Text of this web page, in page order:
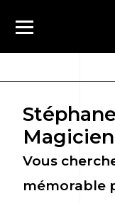
Vous
mémorable